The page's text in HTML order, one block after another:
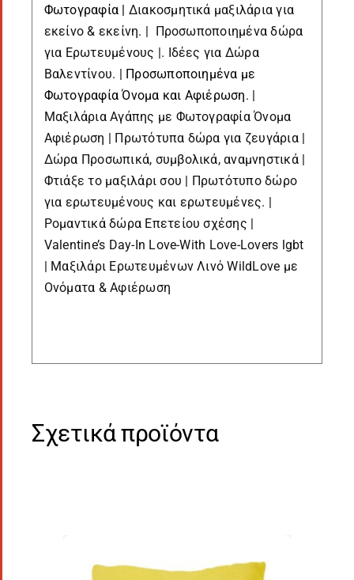
Φωτογραφία | Διακοσμητικά μαξιλάρια για
εκείνο & εκείνη. | Προσωποποιημένα δώρα
για Ερωτευμένους |. Ιδέες για Δώρα
Βαλεντίνου. | Προσωποποιημένα με
Φωτογραφία Όνομα και Αφιέρωση. |
Μαξιλάρια Αγάπης με Φωτογραφία Όνομα
Αφιέρωση | Πρωτότυπα δώρα για ζευγάρια |
Δώρα Προσωπικά, συμβολικά, αναμνηστικά |
Φτιάξε το μαξιλάρι σου | Πρωτότυπο δώρο
για ερωτευμένους και ερωτευμένες. |
Ρομαντικά δώρα Επετείου σχέσης |
Valentine’s Day-In Love-With Love-Lovers lgbt
| Μαξιλάρι Ερωτευμένων Λινό WildLove με
Ονόματα & Αφιέρωση
Σχετικά προϊόντα